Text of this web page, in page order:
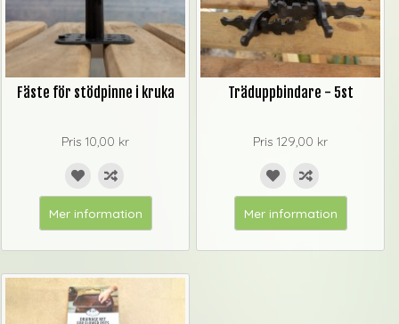
Fäste för stödpinne i kruka
Pris 10,00 kr
Mer information
Träduppbindare - 5st
Pris 129,00 kr
Mer information